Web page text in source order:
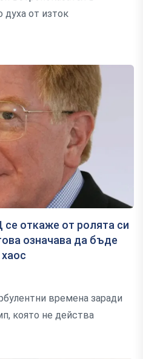
духа от изток
откаже от ролята си
означава да бъде
времена заради
която не действа